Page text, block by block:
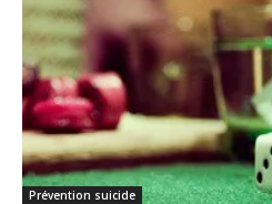
Prévention suicide